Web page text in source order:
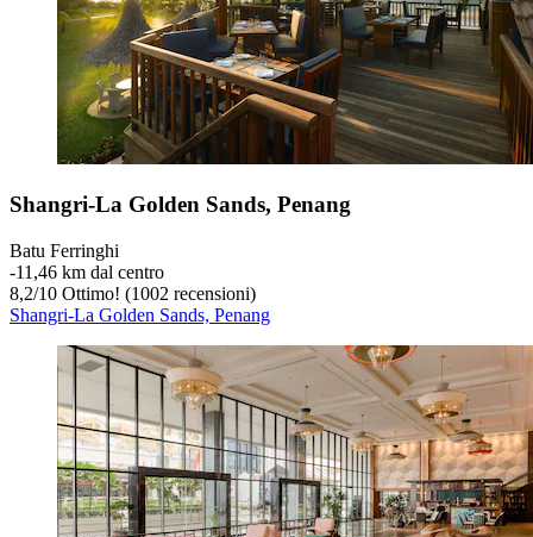
Shangri-La Golden Sands, Penang
Batu Ferringhi
‐11,46 km dal centro
8,2/10 Ottimo! (1002 recensioni)
Shangri-La Golden Sands, Penang